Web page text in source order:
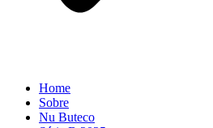
Home
Sobre
Nu Buteco